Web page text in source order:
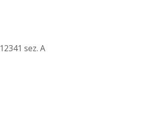
sez. A